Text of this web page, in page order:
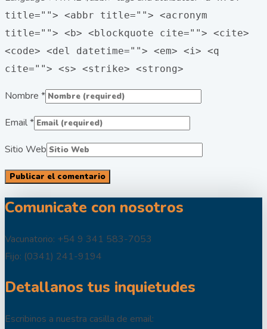
title=""> <abbr title=""> <acronym
title=""> <b> <blockquote cite=""> <cite>
<code> <del datetime=""> <em> <i> <q
cite=""> <s> <strike> <strong>
Nombre *
Email*
Sitio Web
Comunicate con nosotros
Vacunatorio: +54 9 341 583-7053
Fijo: (0341) 241-9194
Detallanos tus inquietudes
Escribinos a nuestra casilla de email: